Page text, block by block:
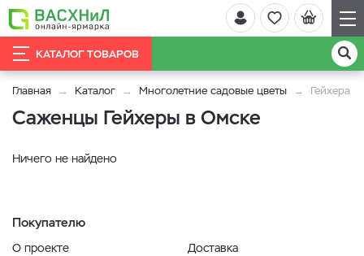
КАТАЛОГ ТОВАРОВ
Главная Каталог Многолетние садовые цветы Гейхера
Саженцы Гейхеры в Омске
Ничего не найдено
Покупателю
О проекте
Доставка